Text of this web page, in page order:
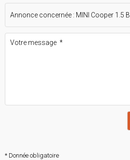
* Donnée obligatoire